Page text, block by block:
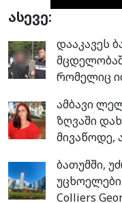
ასევე:
დააკავეს
რომელიც
ამბავი
ზღვაში
მივაწოდე,
ბათუმში,
Colliers